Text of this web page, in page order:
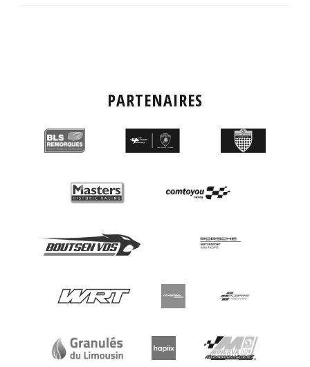
PARTENAIRES